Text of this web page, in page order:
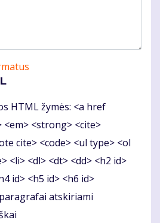
HTML žymės: <a href
<em> <strong> <cite>
cite> <code> <ul type> <ol
<li> <dl> <dt> <dd> <h2 id>
id> <h5 id> <h6 id>
atskiriami